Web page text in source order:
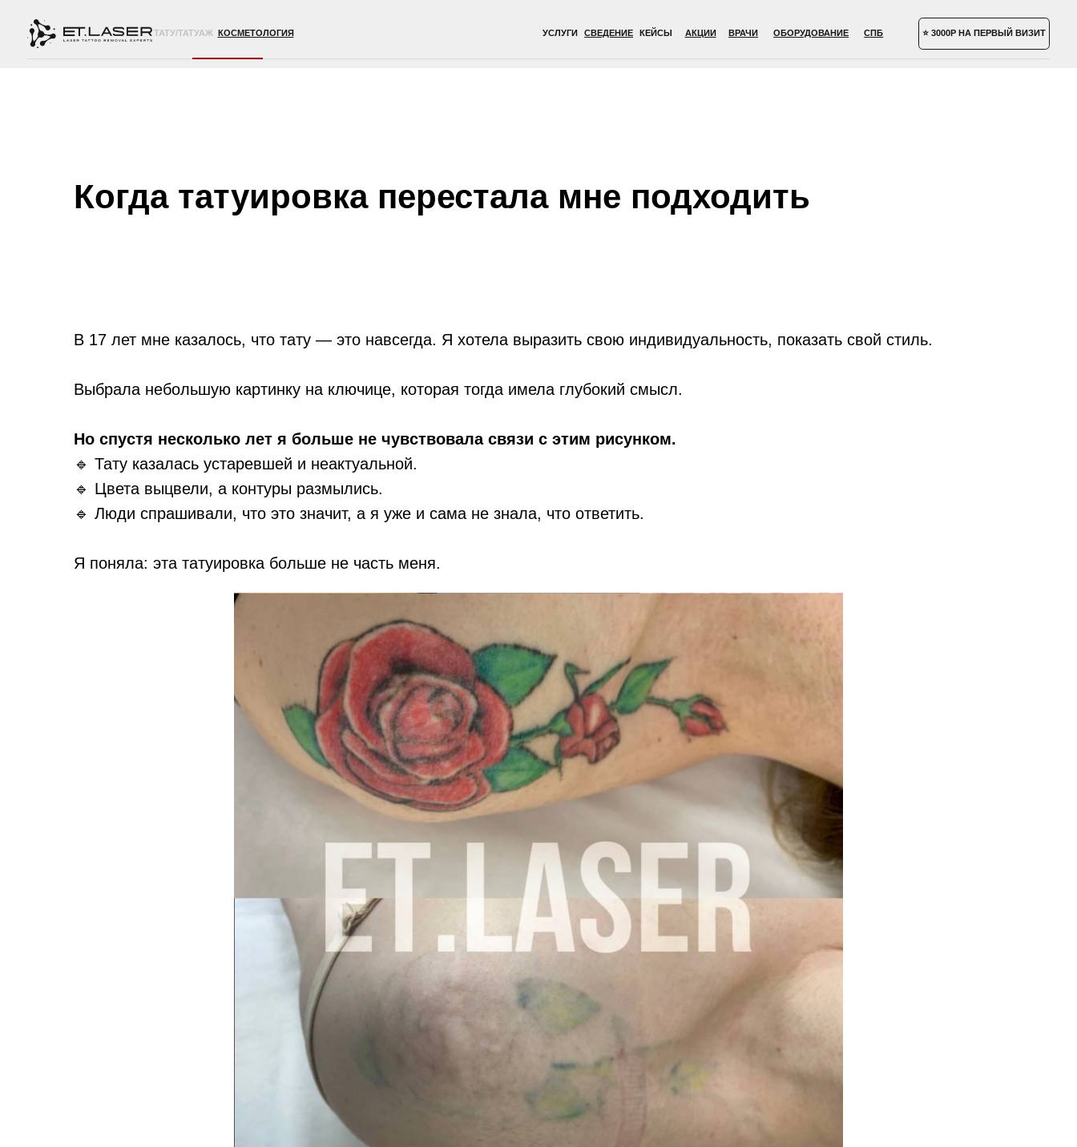
ТАТУ/ТАТУАЖ КОСМЕТОЛОГИЯ СВЕДЕНИЕ КЕЙСЫ АКЦИИ ВРАЧИ ОБОРУДОВАНИЕ СПБ ⭐ 3000Р НА ПЕРВЫЙ ВИЗИТ
Когда татуировка перестала мне подходить
В 17 лет мне казалось, что тату — это навсегда. Я хотела выразить свою индивидуальность, показать свой стиль.
Выбрала небольшую картинку на ключице, которая тогда имела глубокий смысл.
Но спустя несколько лет я больше не чувствовала связи с этим рисунком.
🔹 Тату казалась устаревшей и неактуальной.
🔹 Цвета выцвели, а контуры размылись.
🔹 Люди спрашивали, что это значит, а я уже и сама не знала, что ответить.
Я поняла: эта татуировка больше не часть меня.